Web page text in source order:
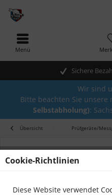
Sichere
Menü
Wir sind
Bitte beachten Sie unsere
Selbstabholung):
Übersicht Prüfgeräte/
Cookie-Richtlinien
Diese Website verwendet